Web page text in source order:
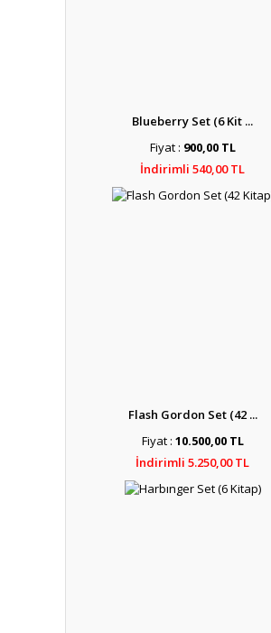
Blueberry Set (6 Kit ...
Fiyat : 900,00 TL
İndirimli 540,00 TL
Flash Gordon Set (42 ...
Fiyat : 10.500,00 TL
İndirimli 5.250,00 TL